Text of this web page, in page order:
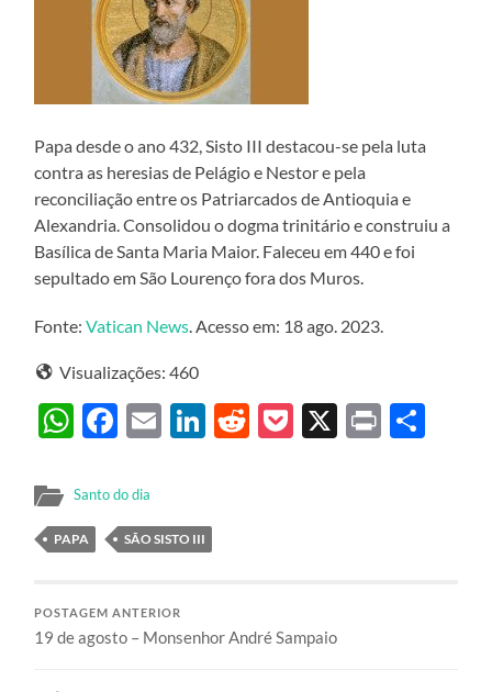
Papa desde o ano 432, Sisto III destacou-se pela luta
contra as heresias de Pelágio e Nestor e pela
reconciliação entre os Patriarcados de Antioquia e
Alexandria. Consolidou o dogma trinitário e construiu a
Basílica de Santa Maria Maior. Faleceu em 440 e foi
sepultado em São Lourenço fora dos Muros.
Fonte:Vatican News . Acesso em: 18 ago. 2023.
Visualizações: 460
WhatsApp
Facebook
EmailLinkedIn
Reddit
Pocket
X Print
Santo do dia
PAPA SÃO SISTO III
POSTAGEM ANTERIOR
19 de agosto – Monsenhor André Sampaio